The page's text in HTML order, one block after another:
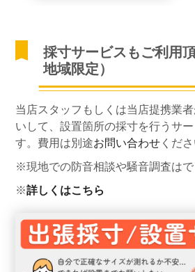
採寸サービスもご利用
地域限定）
当店スタッフもしくは当店提携業
いして、設置箇所の採寸を行うサ
す。費用は別途お問い合わせ くださ
※現地での防音相談や騒音調査はで
※詳しくはこちら